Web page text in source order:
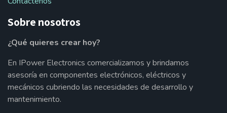
Sobre nosotros
¿Qué quieres crear hoy?
En IPower Electronics comercializamos y brindamos
asesoría en componentes electrónicos, eléctricos y
mecánicos cubriendo las necesidades de desarrollo y
mantenimiento.